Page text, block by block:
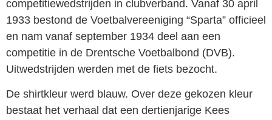
competitiewedstrijden in clubverband. Vanaf 30 april
1933 bestond de Voetbal­vereeniging “Sparta” officieel
en nam vanaf september 1934 deel aan een
competitie in de Drentsche Voetbalbond (DVB).
Uitwedstrijden werden met de fiets bezocht.
De shirtkleur werd blauw. Over deze gekozen kleur
bestaat het verhaal dat een dertienjarige Kees